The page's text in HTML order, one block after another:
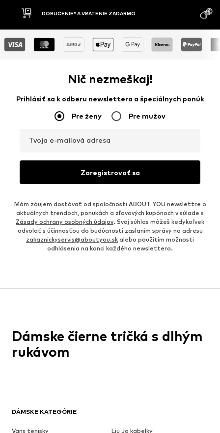
DOBIERKA
MOŽNOSŤ
Nič nezmeškaj!
Prihlásiť sa k odberu newslettera a špeciálnych ponúk
Pre ženy Pre mužov
Tvoja e-mailová adresa
Zaregistrovať sa
Mám záujem dostávať od spoločnosti ABOUT YOU newslettre o
aktuálnych trendoch, ponukách a zľavových kupónoch v súlade s
Zásady ochrany osobných údajov. Svoj súhlas môžeš kedykoľvek
odvolať s účinnosťou do budúcnosti zaslaním správy na adresu
zakaznickyservis@aboutyou.sk alebo použitím možnosti
odhlásenia na konci každého newslettera.
DÁMSKE KATEGÓRIE
Vans tenisky Liu Jo kabelky
Dámske čierne tričká s dlhým
rukávom